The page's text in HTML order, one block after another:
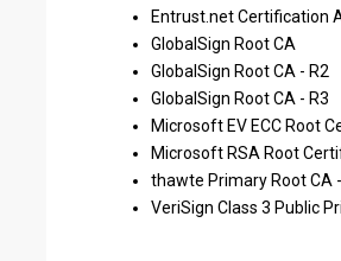
Entrust.net Certification
GlobalSign Root CA
GlobalSign Root CA - R2
GlobalSign Root CA - R3
Microsoft EV ECC Root
Microsoft RSA Root
thawte Primary Root CA
VeriSign Class 3 Public